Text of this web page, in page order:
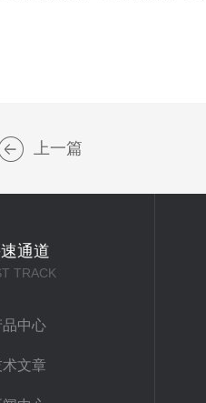
上一篇
通道
TRACK
品中心
文章